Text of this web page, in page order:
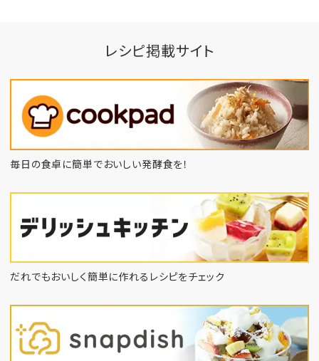
レシピ掲載サイト
毎日の食卓に簡単でおいしい発酵食を！
だれでもおいしく簡単に作れるレシピをチェック